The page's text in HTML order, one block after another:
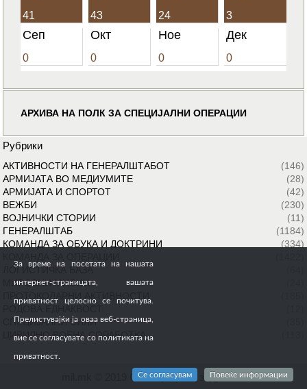
41 43 24 3
Сеп
0
Окт
0
Ное
0
Дек
0
АРХИВА НА ПОЛК ЗА СПЕЦИЈАЛНИ ОПЕРАЦИИ
Рубрики
АКТИВНОСТИ НА ГЕНЕРАЛШТАБОТ
(146)
АРМИЈАТА ВО МЕДИУМИТЕ
(28)
АРМИЈАТА И СПОРТОТ
(42)
ВЕЖБИ
(230)
ВОЈНИЧКИ СТОРИИ
(11)
ГЕНЕРАЛШТАБ
(1184)
КОМАНДА ЗА ОБУКА И ДОКТРИНИ
(334)
ЛОГИСТИЧКА БАЗА
МИРОВНИ МИСИИ
СПЕЦИЈАЛНИ СИЛИ
ЦИВИЛНО ВОЕНА СОРАБОТКА
mil.mk © 2019 Сите права се задржани
За време на посетата на нашата
интернет-страницата, вашата
приватност целосно се почитува.
Прелистувајќи ја оваа веб-страница,
вие се согласувате со политиката на
приватност.
Се согласувам Повеќе информации